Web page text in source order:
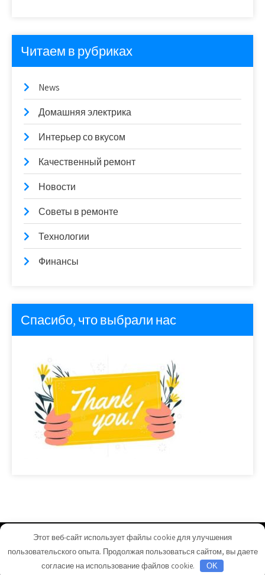
Читаем в рубриках
News
Домашняя электрика
Интерьер со вкусом
Качественный ремонт
Новости
Советы в ремонте
Технологии
Финансы
Спасибо, что выбрали нас
homeuyut.ru - Работает на WordPress
Тема от Grace Themes
Этот веб-сайт использует файлы cookie для улучшения
пользовательского опыта. Продолжая пользоваться сайтом, вы даете
согласие на использование файлов cookie.
OK